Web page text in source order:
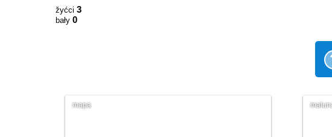
žyćci 3
bały 0
mapa